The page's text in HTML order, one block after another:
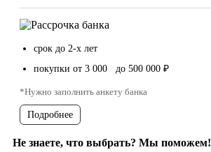
срок до 2-х лет
покупки от 3 000 до 500 000 ₽
*Нужно заполнить анкету банка
Подробнее
Не знаете, что выбрать? Мы поможем!